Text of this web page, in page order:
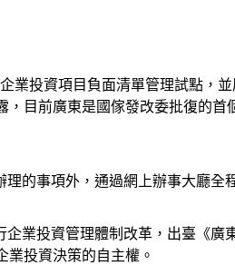
業投資項目負面清單管理試點
目前廣東是國傢發改委批復的
的事項外，通過網上辦事大廳全
業投資管理體制改革，出臺《
業投資決策的自主權。